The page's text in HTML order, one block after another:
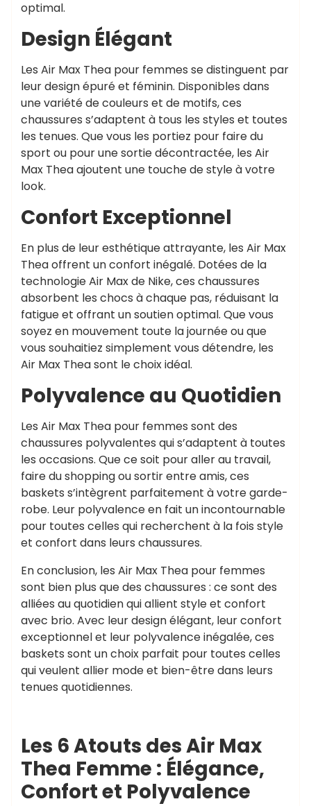
optimal.
Design Élégant
Les Air Max Thea pour femmes se distinguent par
leur design épuré et féminin. Disponibles dans
une variété de couleurs et de motifs, ces
chaussures s’adaptent à tous les styles et toutes
les tenues. Que vous les portiez pour faire du
sport ou pour une sortie décontractée, les Air
Max Thea ajoutent une touche de style à votre
look.
Confort Exceptionnel
En plus de leur esthétique attrayante, les Air Max
Thea offrent un confort inégalé. Dotées de la
technologie Air Max de Nike, ces chaussures
absorbent les chocs à chaque pas, réduisant la
fatigue et offrant un soutien optimal. Que vous
soyez en mouvement toute la journée ou que
vous souhaitiez simplement vous détendre, les
Air Max Thea sont le choix idéal.
Polyvalence au Quotidien
Les Air Max Thea pour femmes sont des
chaussures polyvalentes qui s’adaptent à toutes
les occasions. Que ce soit pour aller au travail,
faire du shopping ou sortir entre amis, ces
baskets s’intègrent parfaitement à votre garde-
robe. Leur polyvalence en fait un incontournable
pour toutes celles qui recherchent à la fois style
et confort dans leurs chaussures.
En conclusion, les Air Max Thea pour femmes
sont bien plus que des chaussures : ce sont des
alliées au quotidien qui allient style et confort
avec brio. Avec leur design élégant, leur confort
exceptionnel et leur polyvalence inégalée, ces
baskets sont un choix parfait pour toutes celles
qui veulent allier mode et bien-être dans leurs
tenues quotidiennes.
Les 6 Atouts des Air Max
Thea Femme : Élégance,
Confort et Polyvalence